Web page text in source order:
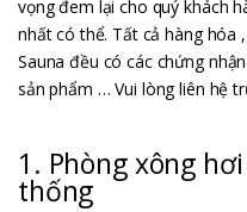
vọng đem lại cho quý khách
nhất có thể. Tất cả hàng hóa
Sauna đều có các chứng
sản phẩm … Vui lòng liên hệ
1. Phòng xông
thống